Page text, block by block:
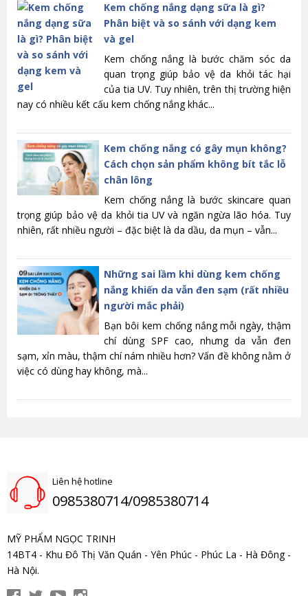
Kem chống nắng dạng sữa là gì?
Phân biệt và so sánh với dạng kem
và gel
Kem chống nắng là bước chăm sóc da
quan trọng giúp bảo vệ da khỏi tác hại
của tia UV. Tuy nhiên, trên thị trường hiện
nay có nhiều kết cấu kem chống nắng khác...
Kem chống nắng có gây mụn không?
Cách chọn sản phẩm không bít tắc lỗ
chân lông
Kem chống nắng là bước skincare quan
trọng giúp bảo vệ da khỏi tia UV và ngăn ngừa lão hóa. Tuy
nhiên, rất nhiều người – đặc biệt là da dầu, da mụn – vẫn...
Những sai lầm khi dùng kem chống
nắng khiến da vẫn đen sạm (rất nhiều
người mắc phải)
Bạn bôi kem chống nắng mỗi ngày, thậm
chí dùng SPF cao, nhưng da vẫn đen
sạm, xỉn màu, thậm chí nám nhiều hơn? Vấn đề không nằm ở
việc có dùng hay không, mà...
Liên hệ hotline
0985380714/0985380714
MỸ PHẨM NGỌC TRINH
14BT4 - Khu Đô Thị Văn Quán - Yên Phúc - Phúc La - Hà Đông -
Hà Nội.